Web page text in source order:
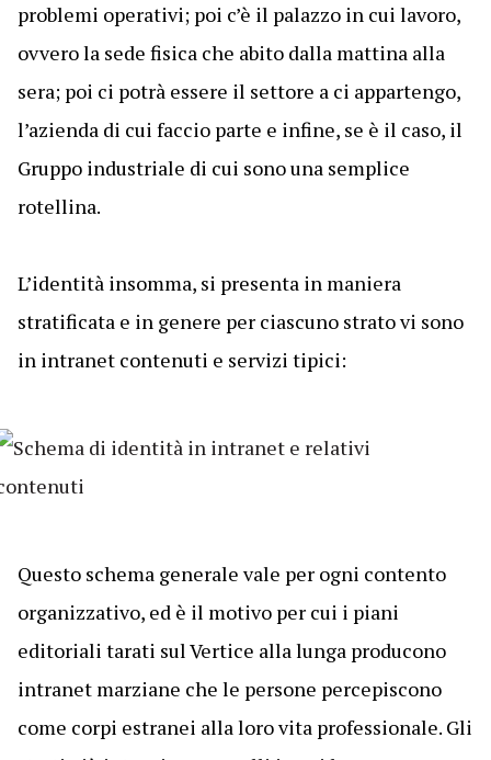
problemi operativi; poi c’è il palazzo in cui lavoro,
ovvero la sede fisica che abito dalla mattina alla
sera; poi ci potrà essere il settore a ci appartengo,
l’azienda di cui faccio parte e infine, se è il caso, il
Gruppo industriale di cui sono una semplice
rotellina.
L’identità insomma, si presenta in maniera
stratificata e in genere per ciascuno strato vi sono
in intranet contenuti e servizi tipici:
Questo schema generale vale per ogni contento
organizzativo, ed è il motivo per cui i piani
editoriali tarati sul Vertice alla lunga producono
intranet marziane che le persone percepiscono
come corpi estranei alla loro vita professionale. Gli